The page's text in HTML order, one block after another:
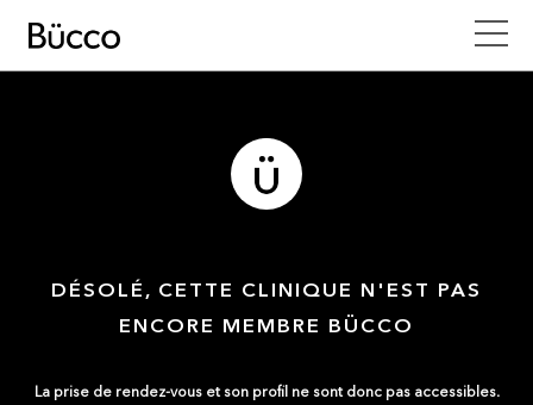
DÉSOLÉ, CETTE CLINIQUE N'EST PAS
ENCORE MEMBRE BÜCCO
La prise de rendez-vous et son profil ne sont donc pas accessibles.